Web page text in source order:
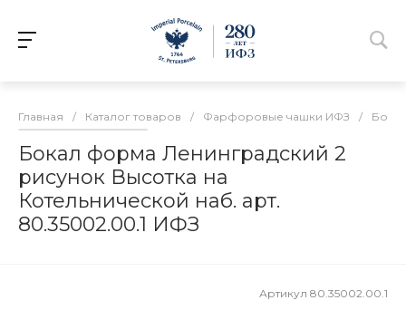
Главная / Каталог товаров / Фарфоровые чашки ИФЗ /
Бокал форма Ленинградский 2
рисунок Высотка на
Котельнической наб. арт.
80.35002.00.1 ИФЗ
Артикул 80.35002.00.1